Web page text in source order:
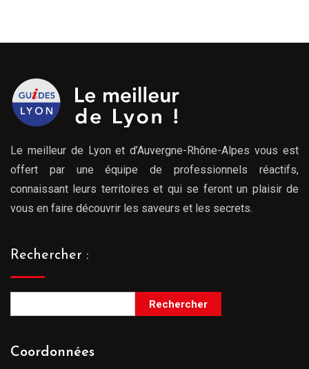
Le meilleur de Lyon et d’Auvergne-Rhône-Alpes vous est
offert par une équipe de professionnels réactifs,
connaissant leurs territoires et qui se feront un plaisir de
vous en faire découvrir les saveurs et les secrets.
Rechercher :
Rechercher
Coordonnées